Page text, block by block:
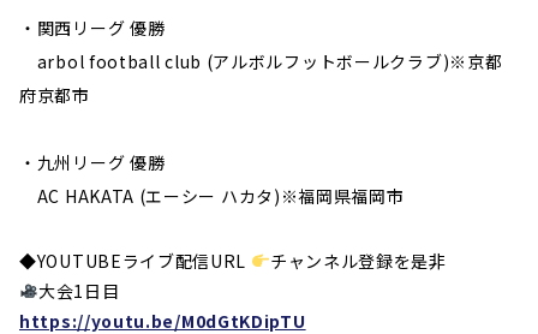
・関西リーグ 優勝
arbol football club (アルボルフットボールクラブ)※京都
府京都市
・九州リーグ 優勝
AC HAKATA (エーシー ハカタ)※福岡県福岡市
◆YOUTUBEライブ配信URL
チャンネル登録を是非
大会1日目
https://youtu.be/M0dGtKDipTU